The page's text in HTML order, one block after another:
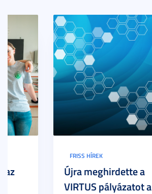
az
FRISS HÍREK
Újra meghirdette a
VIRTUS pályázatot a